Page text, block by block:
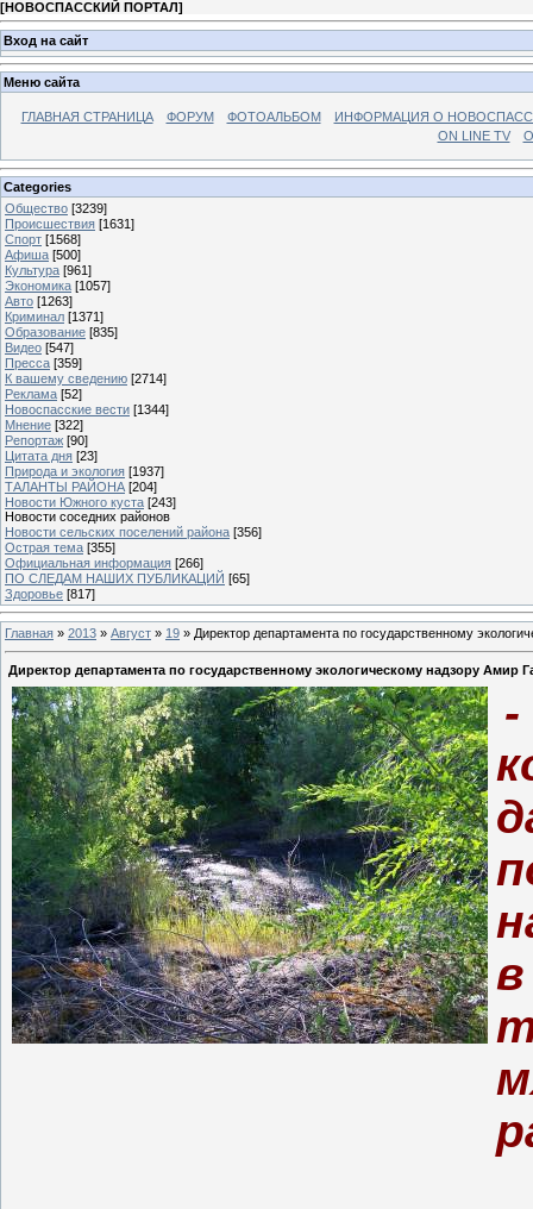
[НОВОСПАССКИЙ ПОРТАЛ]
Вход на сайт
Меню сайта
ГЛАВНАЯ СТРАНИЦА ФОРУМ ФОТОАЛЬБОМ
ИНФОРМАЦИЯ О
ON LINE TV
Categories
Общество [3239]
Происшествия [1631]
Спорт [1568]
Афиша [500]
Культура [961]
Экономика [1057]
Авто [1263]
Криминал [1371]
Образование [835]
Видео [547]
Пресса [359]
К вашему сведению [2714]
Реклама [52]
Новоспасские вести [1344]
Мнение [322]
Репортаж [90]
Цитата дня [23]
Природа и экология [1937]
ТАЛАНТЫ РАЙОНА [204]
Новости Южного куста [243]
Новости соседних районов
Новости сельских поселений района [356]
Острая тема [355]
Официальная информация [266]
ПО СЛЕДАМ НАШИХ ПУБЛИКАЦИЙ [65]
Здоровье [817]
Главная » 2013 » Август » 19 » Директор департамента по государственному
Директор департамента по государственному экологическому надзору Амир